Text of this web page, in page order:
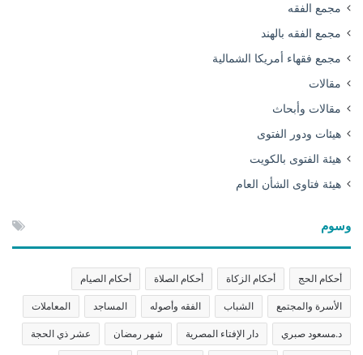
مجمع الفقه
مجمع الفقه بالهند
مجمع فقهاء أمريكا الشمالية
مقالات
مقالات وأبحاث
هيئات ودور الفتوى
هيئة الفتوى بالكويت
هيئة فتاوى الشأن العام
وسوم
أحكام الحج أحكام الزكاة أحكام الصلاة أحكام الصيام
الأسرة والمجتمع الشباب الفقه وأصوله المساجد المعاملات
د.مسعود صبري دار الإفتاء المصرية شهر رمضان عشر ذي الحجة